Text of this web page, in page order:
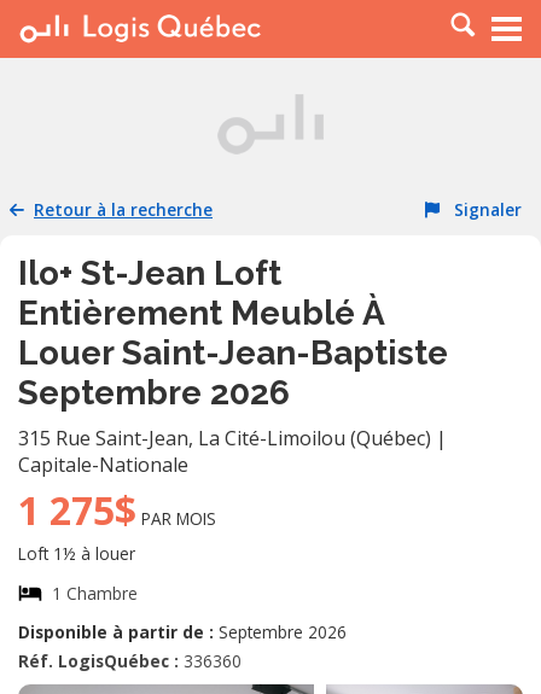
À LOUER
PLACER UNE ANNONCE
RESSOURCES
Retour à la recherche Signaler
Ilo+ St-Jean Loft
Entièrement Meublé À
Louer Saint-Jean-Baptiste
Septembre 2026
315 Rue Saint-Jean, La Cité-Limoilou (Québec) |
Capitale-Nationale
1 275$ PAR MOIS
Loft 1½ à louer
1 Chambre
Disponible à partir de : Septembre 2026
Réf. LogisQuébec : 336360